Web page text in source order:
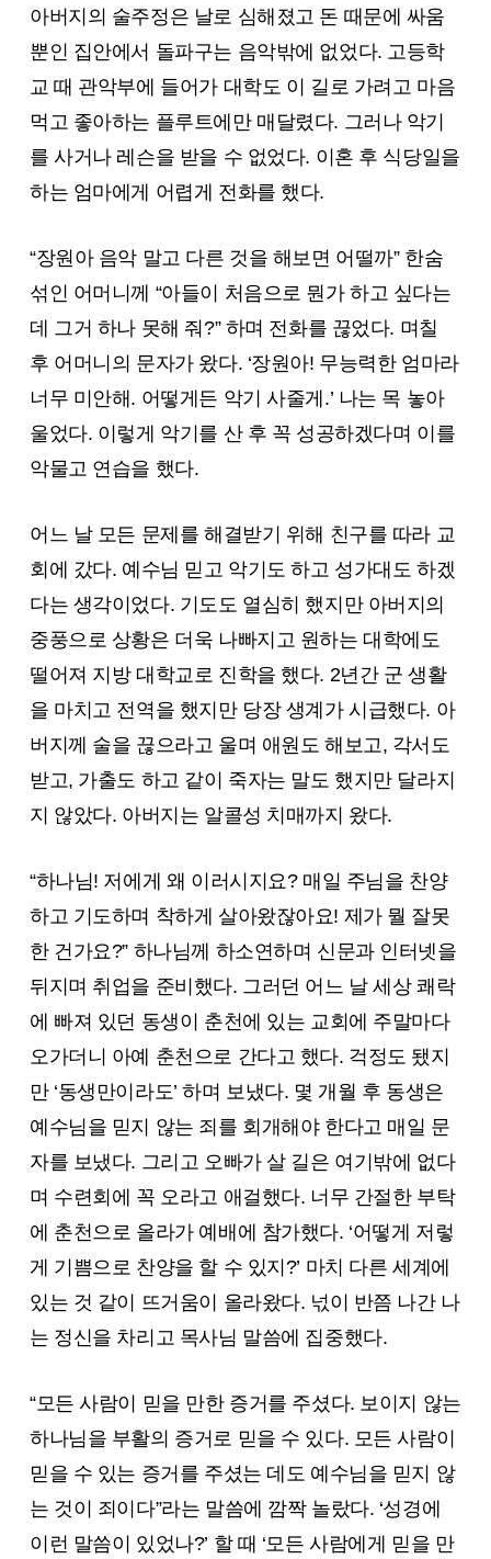
아버지의 술주정은 날로 심해졌고 돈 때문에 싸움
뿐인 집안에서 돌파구는 음악밖에 없었다. 고등학
교 때 관악부에 들어가 대학도 이 길로 가려고 마음
먹고 좋아하는 플루트에만 매달렸다. 그러나 악기
를 사거나 레슨을 받을 수 없었다. 이혼 후 식당일을
하는 엄마에게 어렵게 전화를 했다.
“장원아 음악 말고 다른 것을 해보면 어떨까” 한숨
섞인 어머니께 “아들이 처음으로 뭔가 하고 싶다는
데 그거 하나 못해 줘?” 하며 전화를 끊었다. 며칠
후 어머니의 문자가 왔다. ‘장원아! 무능력한 엄마라
너무 미안해. 어떻게든 악기 사줄게.’ 나는 목 놓아
울었다. 이렇게 악기를 산 후 꼭 성공하겠다며 이를
악물고 연습을 했다.
어느 날 모든 문제를 해결받기 위해 친구를 따라 교
회에 갔다. 예수님 믿고 악기도 하고 성가대도 하겠
다는 생각이었다. 기도도 열심히 했지만 아버지의
중풍으로 상황은 더욱 나빠지고 원하는 대학에도
떨어져 지방 대학교로 진학을 했다. 2년간 군 생활
을 마치고 전역을 했지만 당장 생계가 시급했다. 아
버지께 술을 끊으라고 울며 애원도 해보고, 각서도
받고, 가출도 하고 같이 죽자는 말도 했지만 달라지
지 않았다. 아버지는 알콜성 치매까지 왔다.
“하나님! 저에게 왜 이러시지요? 매일 주님을 찬양
하고 기도하며 착하게 살아왔잖아요! 제가 뭘 잘못
한 건가요?” 하나님께 하소연하며 신문과 인터넷을
뒤지며 취업을 준비했다. 그러던 어느 날 세상 쾌락
에 빠져 있던 동생이 춘천에 있는 교회에 주말마다
오가더니 아예 춘천으로 간다고 했다. 걱정도 됐지
만 ‘동생만이라도’ 하며 보냈다. 몇 개월 후 동생은
예수님을 믿지 않는 죄를 회개해야 한다고 매일 문
자를 보냈다. 그리고 오빠가 살 길은 여기밖에 없다
며 수련회에 꼭 오라고 애걸했다. 너무 간절한 부탁
에 춘천으로 올라가 예배에 참가했다. ‘어떻게 저렇
게 기쁨으로 찬양을 할 수 있지?’ 마치 다른 세계에
있는 것 같이 뜨거움이 올라왔다. 넋이 반쯤 나간 나
는 정신을 차리고 목사님 말씀에 집중했다.
“모든 사람이 믿을 만한 증거를 주셨다. 보이지 않는
하나님을 부활의 증거로 믿을 수 있다. 모든 사람이
믿을 수 있는 증거를 주셨는 데도 예수님을 믿지 않
는 것이 죄이다”라는 말씀에 깜짝 놀랐다. ‘성경에
이런 말씀이 있었나?’ 할 때 ‘모든 사람에게 믿을 만